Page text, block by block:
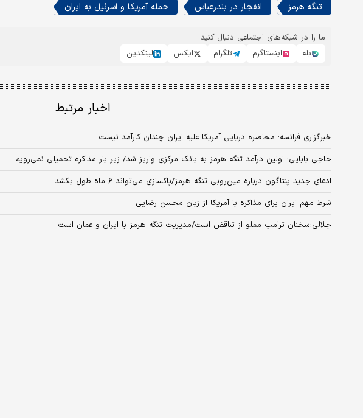
تنگه هرمز انفجار در بندرعباس حمله آمریکا و اسرئیل به ایران
ما را در شبکه‌های اجتماعی دنبال کنید
بله
اینستاگرم تلگرام ایکس لینکدین
اخبار مرتبط
خبرگزاری فرانسه: محاصره دریایی آمریکا علیه ایران چندان کارآمد نیست
حاجی بابایی: اولین درآمد تنگه هرمز به بانک مرکزی واریز شد/ زیر بار مذاکره تحمیلی نمی‌‌رویم
ادعای جدید پنتاگون درباره مین‌روبی تنگه هرمز/پاکسازی می‌تواند ۶ ماه طول بکشد
شرط مهم ایران برای مذاکره با آمریکا از زبان محسن رضایی
جلالی:سخنان ترامپ مملو از تناقض است​/مدیریت تنگه هرمز با ایران و عمان است